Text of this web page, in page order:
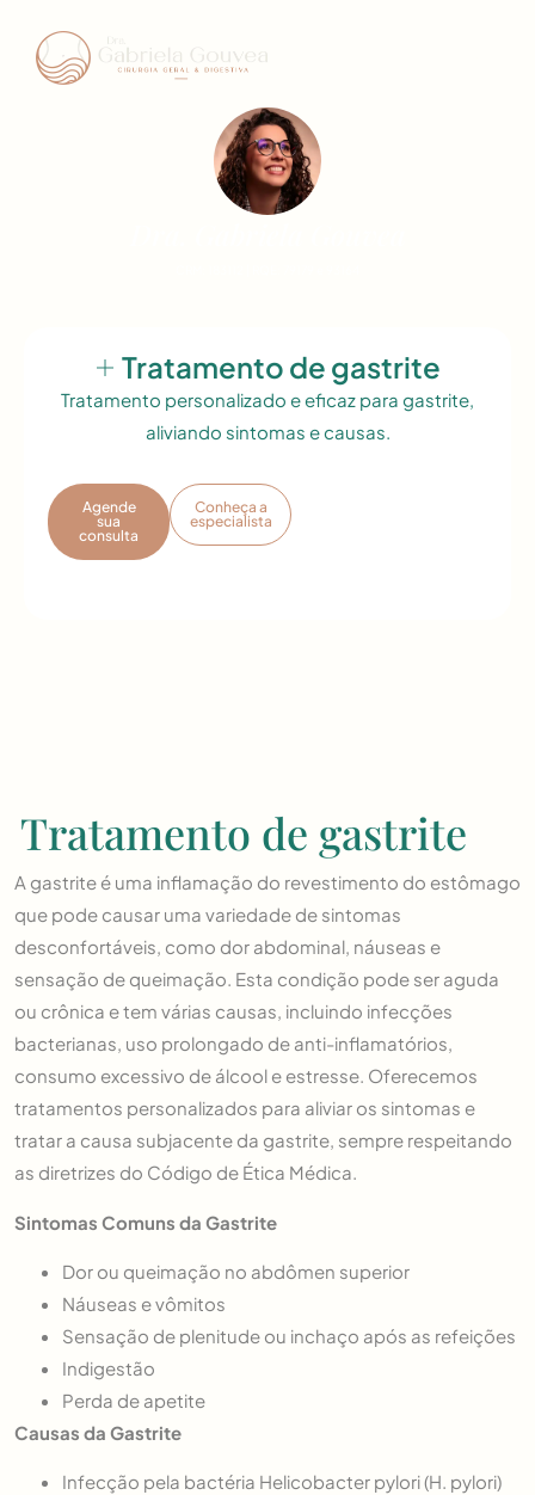
Tratamento de gastrite
Tratamento personalizado e eficaz para gastrite,
aliviando sintomas e causas.
Agende
sua
consulta
Conheça a
especialista
Tratamento de gastrite
A gastrite é uma inflamação do revestimento do estômago
que pode causar uma variedade de sintomas
desconfortáveis, como dor abdominal, náuseas e
sensação de queimação. Esta condição pode ser aguda
ou crônica e tem várias causas, incluindo infecções
bacterianas, uso prolongado de anti-inflamatórios,
consumo excessivo de álcool e estresse. Oferecemos
tratamentos personalizados para aliviar os sintomas e
tratar a causa subjacente da gastrite, sempre respeitando
as diretrizes do Código de Ética Médica.
Sintomas Comuns da Gastrite
Dor ou queimação no abdômen superior
Náuseas e vômitos
Sensação de plenitude ou inchaço após as refeições
Indigestão
Perda de apetite
Causas da Gastrite
Infecção pela bactéria Helicobacter pylori (H. pylori)